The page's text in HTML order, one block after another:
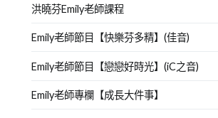
洪曉芬Emily老師課程
Emily老師節目【快樂芬多精】(佳音)
Emily老師節目【戀戀好時光】(iC之音)
Emily老師專欄【成長大件事】